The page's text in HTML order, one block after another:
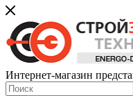
Интернет-магазин